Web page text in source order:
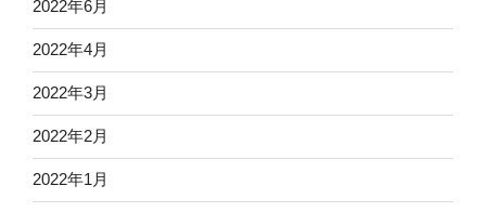
2022年6月
2022年4月
2022年3月
2022年2月
2022年1月